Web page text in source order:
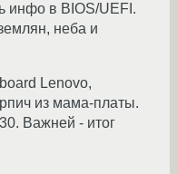
инфо в BIOS/UEFI.
неба и
Lenovo,
из мама-платы.
Важней - итог